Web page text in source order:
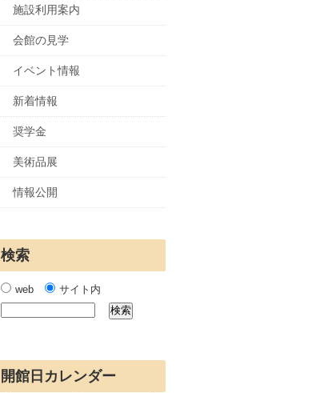
施設利用案内
会館の見学
イベント情報
新着情報
奨学金
美術品展
情報公開
検索
web サイト内
開館日カレンダー